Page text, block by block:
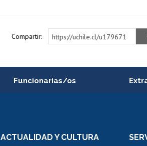
Compartir: https://uchile.cl/u179671
Funcionarias/os
Portal de movilidad interna
ACTUALIDAD Y CULTURA